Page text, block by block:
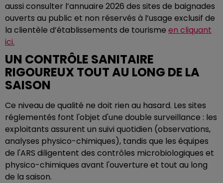
aussi consulter l’annuaire 2026 des sites de baignades
ouverts au public et non réservés à l’usage exclusif de
la clientèle d’établissements de tourisme en cliquant
ici.
UN CONTRÔLE SANITAIRE
RIGOUREUX TOUT AU LONG DE LA
SAISON
Ce niveau de qualité ne doit rien au hasard. Les sites
réglementés font l'objet d'une double surveillance : les
exploitants assurent un suivi quotidien (observations,
analyses physico-chimiques), tandis que les équipes
de l'ARS diligentent des contrôles microbiologiques et
physico-chimiques avant l'ouverture et tout au long
de la saison.